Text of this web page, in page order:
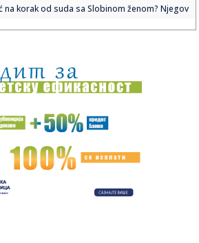
na korak od suda sa Slobinom ženom? Njegov
za finale Svetskog prvenstva!
BEZ STRAHA NA MARAKANI: Pandurović ističe
novu verziju modela Purosangue
odluka koju ću doneti kao premijer biće